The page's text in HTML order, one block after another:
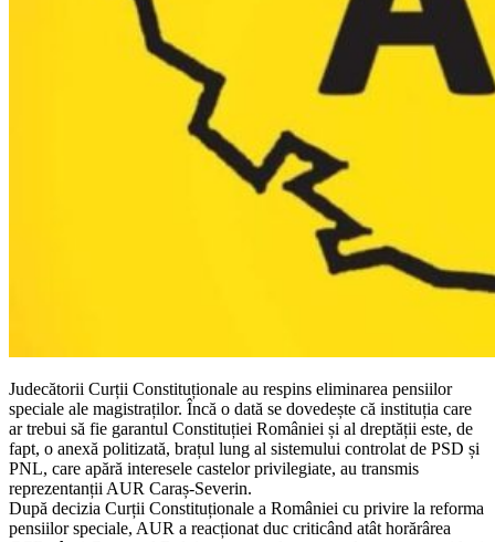
Judecătorii Curții Constituționale au respins eliminarea pensiilor
speciale ale magistraților. Încă o dată se dovedește că instituția care
ar trebui să fie garantul Constituției României și al dreptății este, de
fapt, o anexă politizată, brațul lung al sistemului controlat de PSD și
PNL, care apără interesele castelor privilegiate, au transmis
reprezentanții AUR Caraș-Severin.
După decizia Curții Constituționale a României cu privire la reforma
pensiilor speciale, AUR a reacționat duc criticând atât horărârea